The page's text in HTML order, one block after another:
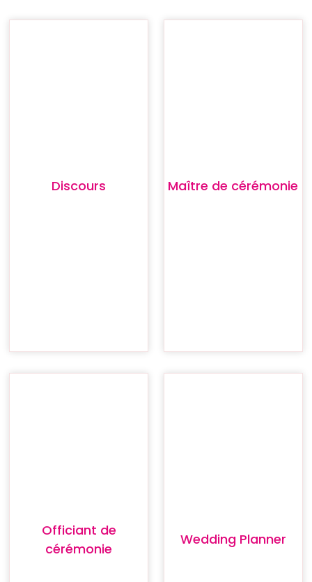
Discours Maître de cérémonie
Officiant de
cérémonie
Wedding Planner